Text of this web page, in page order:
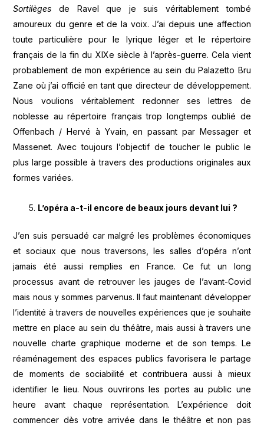
Sortilèges de Ravel que je suis véritablement tombé
amoureux du genre et de la voix. J’ai depuis une affection
toute particulière pour le lyrique léger et le répertoire
français de la fin du XIXe siècle à l’après-guerre. Cela vient
probablement de mon expérience au sein du Palazetto Bru
Zane où j’ai officié en tant que directeur de développement.
Nous voulions véritablement redonner ses lettres de
noblesse au répertoire français trop longtemps oublié de
Offenbach / Hervé à Yvain, en passant par Messager et
Massenet. Avec toujours l’objectif de toucher le public le
plus large possible à travers des productions originales aux
formes variées.
L’opéra a-t-il encore de beaux jours devant lui ?
J’en suis persuadé car malgré les problèmes économiques
et sociaux que nous traversons, les salles d’opéra n’ont
jamais été aussi remplies en France. Ce fut un long
processus avant de retrouver les jauges de l’avant-Covid
mais nous y sommes parvenus. Il faut maintenant développer
l’identité à travers de nouvelles expériences que je souhaite
mettre en place au sein du théâtre, mais aussi à travers une
nouvelle charte graphique moderne et de son temps. Le
réaménagement des espaces publics favorisera le partage
de moments de sociabilité et contribuera aussi à mieux
identifier le lieu. Nous ouvrirons les portes au public une
heure avant chaque représentation. L’expérience doit
commencer dès votre arrivée dans le théâtre et non pas